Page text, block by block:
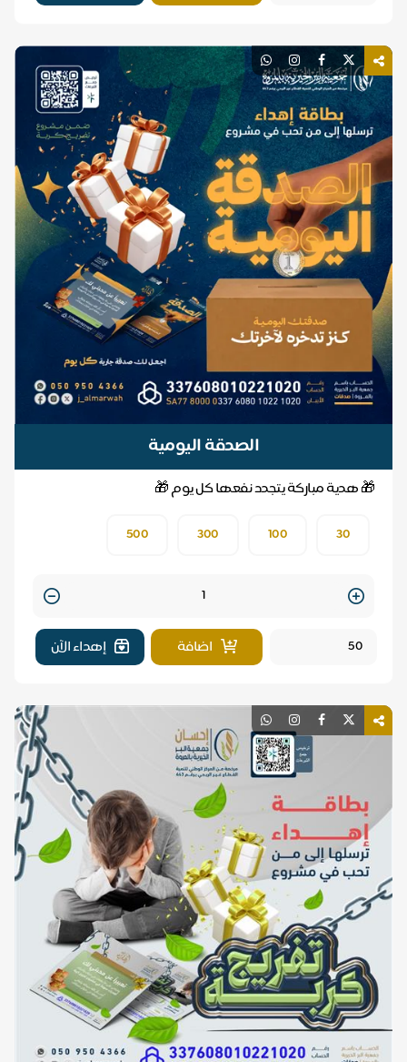
الصدقة اليومية
🎁 هدية مباركة يتجدد نفعها كل يوم 🎁
30
100
300
500
Quantity
اضافة
إهداء الآن